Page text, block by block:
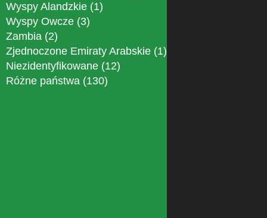
Wyspy Alandzkie (1)
Wyspy Owcze (3)
Zambia (2)
Zjednoczone Emiraty Arabskie (1)
Niezidentyfikowane (12)
Różne państwa (130)